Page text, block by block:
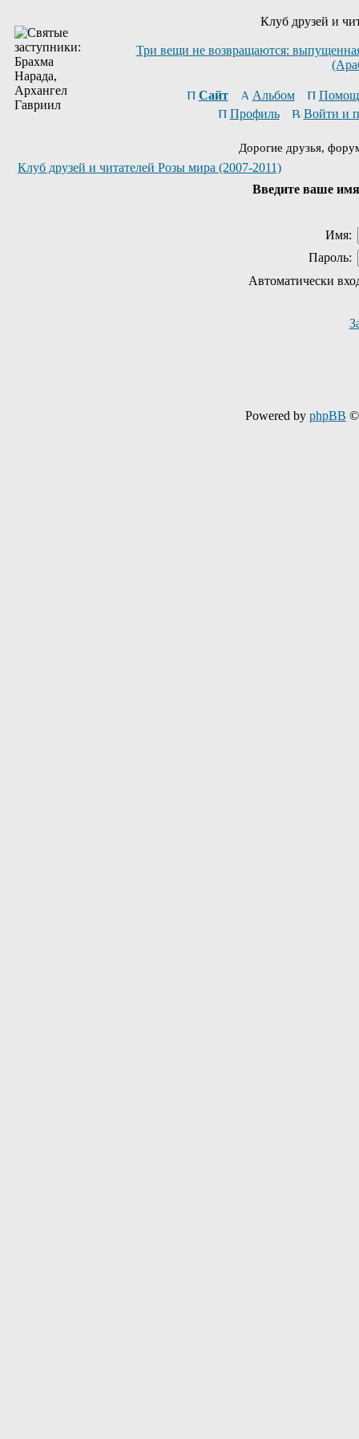
Клуб друзей и
Три вещи не возвращаются:
Сайт Альбом
Профиль
Войти и
Дорогие друзья,
Клуб друзей и читателей Розы мира (2007-2011)
Введите ваше
Имя:
Пароль:
Автоматически
Powered by phpBB ©